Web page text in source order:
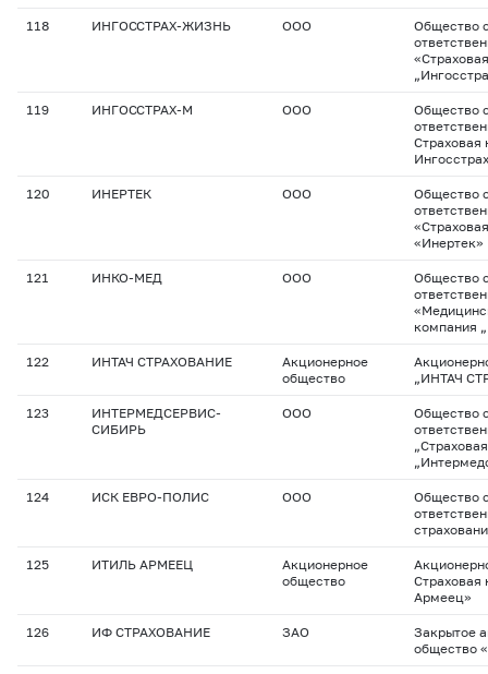
118 ИНГОССТРАХ-ЖИЗНЬ ООО
Общество
119 ИНГОССТРАХ-М ООО
Общество
Страховая
120 ИНЕРТЕК ООО
Общество
«Инертек»
121 ИНКО-МЕД ООО
Общество
компания
122 ИНТАЧ СТРАХОВАНИЕ
Акционерное
общество
„ИНТАЧ
123
ИНТЕРМЕДСЕРВИС-
СИБИРЬ
ООО
Общество
124 ИСК ЕВРО-ПОЛИС ООО
Общество
125 ИТИЛЬ АРМЕЕЦ
Акционерное
общество
Страховая
Армеец»
126 ИФ СТРАХОВАНИЕ ЗАО
Закрытое
общество